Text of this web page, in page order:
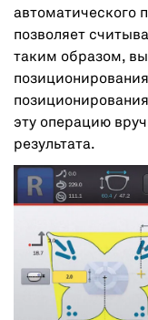
автоматического
позволяет
таким образом,
эту операцию
результата.